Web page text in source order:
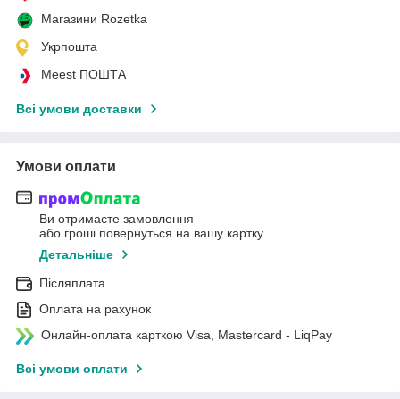
Магазини Rozetka
Укрпошта
Meest ПОШТА
Всі умови доставки
Умови оплати
Ви отримаєте замовлення
або гроші повернуться на вашу картку
Детальніше
Післяплата
Оплата на рахунок
Онлайн-оплата карткою Visa, Mastercard - LiqPay
Всі умови оплати